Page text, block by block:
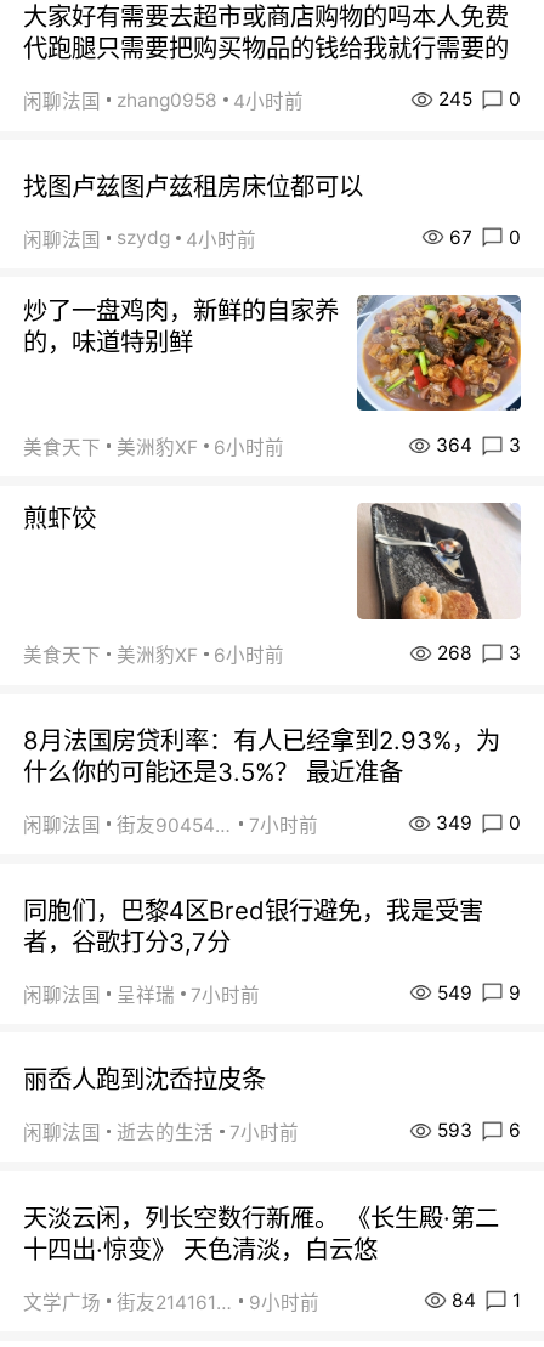
大家好有需要去超市或商店购物的吗本人免费
代跑腿只需要把购买物品的钱给我就行需要的
闲聊法国 zhang0958 4小时前 245 0
找图卢兹图卢兹租房床位都可以
闲聊法国 szydg 4小时前 67 0
炒了一盘鸡肉，新鲜的自家养
的，味道特别鲜
美食天下 美洲豹XF 6小时前 364 3
煎虾饺
美食天下 美洲豹XF 6小时前 268 3
8月法国房贷利率：有人已经拿到2.93%，为
什么你的可能还是3.5%？ 最近准备
闲聊法国 街友90454511 7小时前 349 0
同胞们，巴黎4区Bred银行避免，我是受害
者，谷歌打分3,7分
闲聊法国 呈祥瑞 7小时前 549 9
丽岙人跑到沈岙拉皮条
闲聊法国 逝去的生活 7小时前 593 6
天淡云闲，列长空数行新雁。 《长生殿·第二
十四出·惊变》 天色清淡，白云悠
文学广场 街友21416156 9小时前 84 1